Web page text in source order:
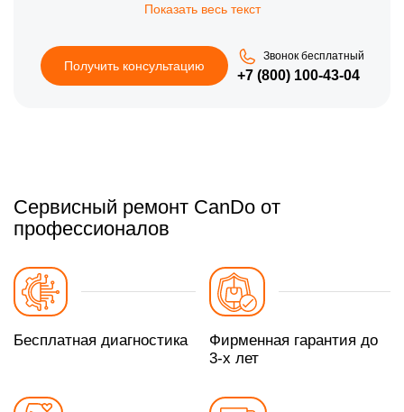
заказчика. Ремонт утюгов и парогенераторов Сименс
оригинальных деталей. Такой формат обслуживания
обеспечивает надежную работу прибора без его
транспортировки в сервис.
Получить консультацию
Звонок бесплатный
+7 (800) 100-43-04
Сервисный ремонт CanDo от
профессионалов
Бесплатная диагностика
Фирменная гарантия до
3-х лет